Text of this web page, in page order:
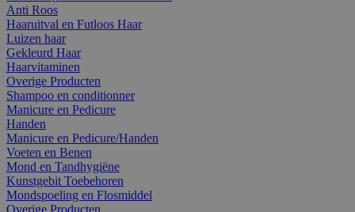
Anti Roos
Haaruitval en Futloos Haar
Luizen haar
Gekleurd Haar
Haarvitaminen
Overige Producten
Shampoo en conditionner
Manicure en Pedicure
Handen
Manicure en Pedicure/Handen
Voeten en Benen
Mond en Tandhygiëne
Kunstgebit Toebehoren
Mondspoeling en Flosmiddel
Overige Producten